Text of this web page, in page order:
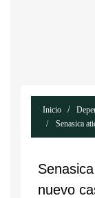
Inicio
Senasica
nuevo